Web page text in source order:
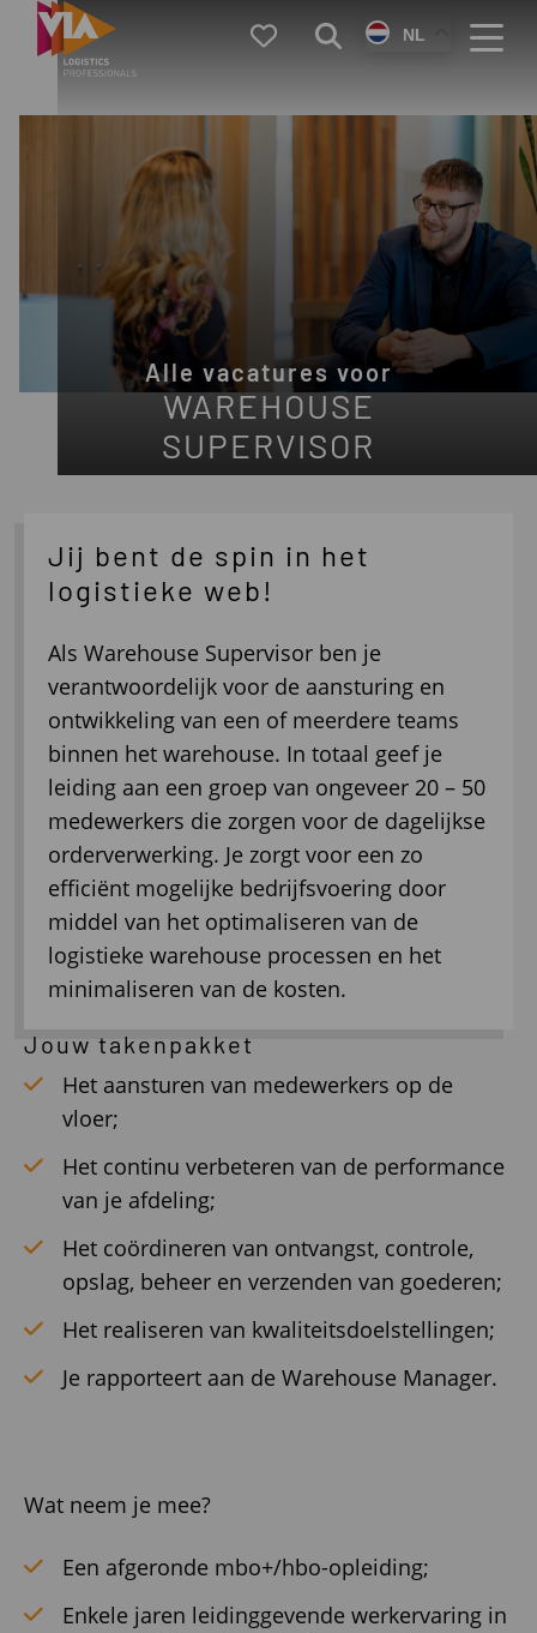
VIA
Logistics
FavorietenZoekenNL
Alle vacatures voor
WAREHOUSE
SUPERVISOR
Jij bent de spin in het
logistieke web!
Als Warehouse Supervisor ben je
verantwoordelijk voor de aansturing en
ontwikkeling van een of meerdere teams
binnen het warehouse. In totaal geef je
leiding aan een groep van ongeveer 20 – 50
medewerkers die zorgen voor de dagelijkse
orderverwerking. Je zorgt voor een zo
efficiënt mogelijke bedrijfsvoering door
middel van het optimaliseren van de
logistieke warehouse processen en het
minimaliseren van de kosten.
Jouw takenpakket
Het aansturen van medewerkers op de
vloer;
Het continu verbeteren van de performance
van je afdeling;
Het coördineren van ontvangst, controle,
opslag, beheer en verzenden van goederen;
Het realiseren van kwaliteitsdoelstellingen;
Je rapporteert aan de Warehouse Manager.
Wat neem je mee?
Een afgeronde mbo+/hbo-opleiding;
Enkele jaren leidinggevende werkervaring in